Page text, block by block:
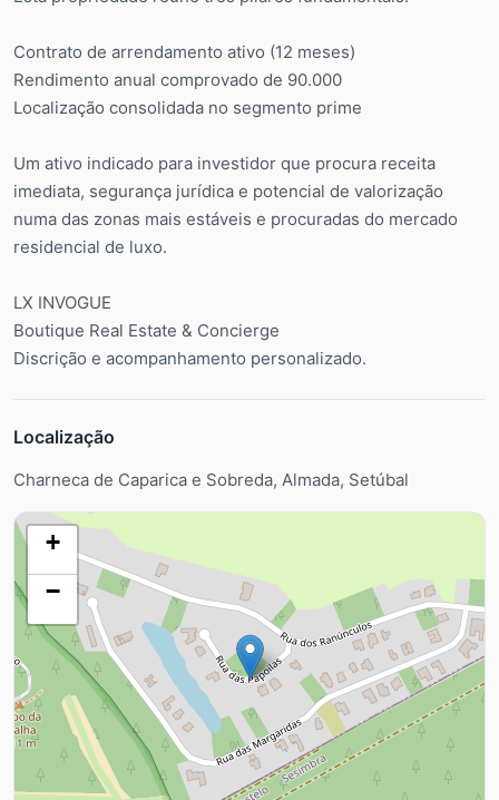
Contrato de arrendamento ativo (12 meses)
Rendimento anual comprovado de 90.000
Localização consolidada no segmento prime
Um ativo indicado para investidor que procura receita
imediata, segurança jurídica e potencial de valorização
numa das zonas mais estáveis e procuradas do mercado
residencial de luxo.
LX INVOGUE
Boutique Real Estate & Concierge
Discrição e acompanhamento personalizado.
Localização
Charneca de Caparica e Sobreda, Almada, Setúbal
+
−